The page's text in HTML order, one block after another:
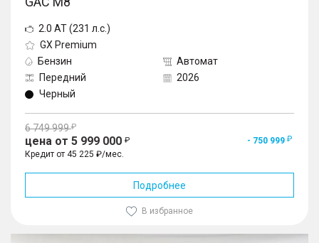
2.0 AT (231 л.с.)
GX Premium
Бензин
Автомат
Передний
2026
Черный
6 749 999
цена от 5 999 000
- 750 999
Кредит от 45 225 ₽/мес.
Подробнее
В избранное